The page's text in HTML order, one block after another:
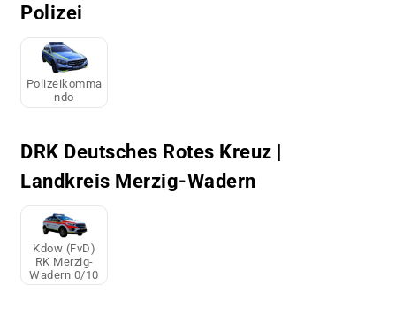
Polizei
Polizeikomma
ndo
DRK Deutsches Rotes Kreuz |
Landkreis Merzig-Wadern
Kdow (FvD)
RK Merzig-
Wadern 0/10